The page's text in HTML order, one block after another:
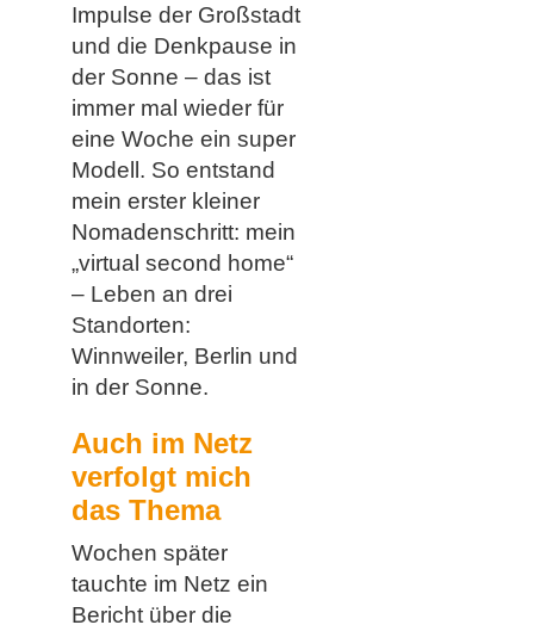
Impulse der Großstadt
und die Denkpause in
der Sonne – das ist
immer mal wieder für
eine Woche ein super
Modell. So entstand
mein erster kleiner
Nomadenschritt: mein
„virtual second home“
– Leben an drei
Standorten:
Winnweiler, Berlin und
in der Sonne.
Auch im Netz
verfolgt mich
das Thema
Wochen später
tauchte im Netz ein
Bericht über die